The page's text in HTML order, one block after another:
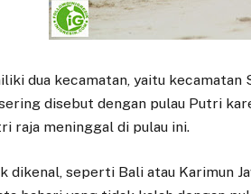
dua kecamatan, yaitu kecamatan
disebut dengan pulau Putri
raja meninggal di pulau ini.
dikenal, seperti Bali atau Karimun